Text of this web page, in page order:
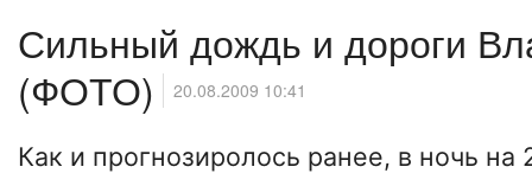
Сильный дождь и дороги
(ФОТО)
20.08.2009 10:41
Как и прогнозиролось ранее, в ночь на